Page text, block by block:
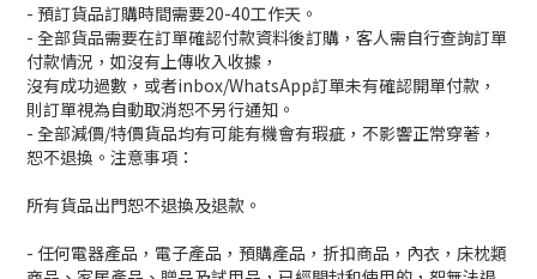
- 預訂貨品訂購時間需要20-40工作天。
- 全部貨品需要在訂單確認付款資料後訂購，客人需自行查詢訂單
付款情況，如沒有上傳收入收據，
沒有成功過數，或者inbox/WhatsApp訂單未有確認開單付款，
則訂單視為自動取消恕不另行通知。
- 全部減價/特價貨品均有可能有機會有瑕疵，不影響正常穿著，
恕不退換。注意事項：
所有貨品出門恕不退換及退款。
- 任何電器產品，電子產品，預購產品，折扣商品，內衣，床枕類